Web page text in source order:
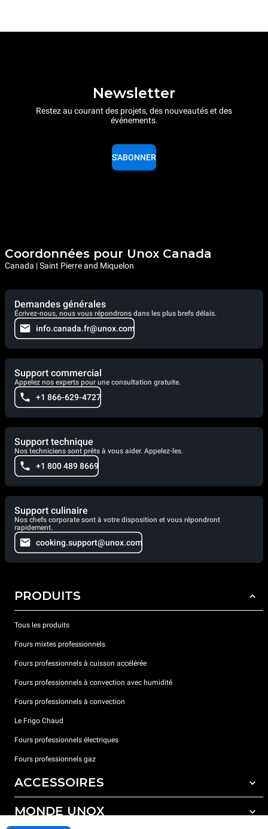
Newsletter
Restez au courant des projets, des nouveautés et des
événements.
S'ABONNER
Coordonnées pour Unox Canada
Canada | Saint Pierre and Miquelon
Demandes générales
Écrivez-nous, nous vous répondrons dans les plus brefs délais.
info.canada.fr@unox.com
Support commercial
Appelez nos experts pour une consultation gratuite.
+1 866-629-4727
Support technique
Nos techniciens sont prêts à vous aider. Appelez-les.
+1 800 489 8669
Support culinaire
Nos chefs corporate sont à votre disposition et vous répondront
rapidement.
cooking.support@unox.com
PRODUITS
Tous les produits
Fours mixtes professionnels
Fours professionnels à cuisson accélérée
Fours professionnels à convection avec humidité
Fours professionnels à convection
Le Frigo Chaud
Fours professionnels électriques
Fours professionnels gaz
ACCESSOIRES
Tous les accessoires
MONDE UNOX